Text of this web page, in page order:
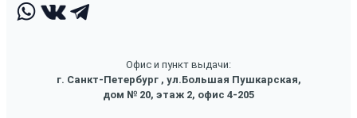
Офис и пункт выдачи:
г. Санкт-Петербург , ул.Большая Пушкарская,
дом № 20, этаж 2, офис 4-205